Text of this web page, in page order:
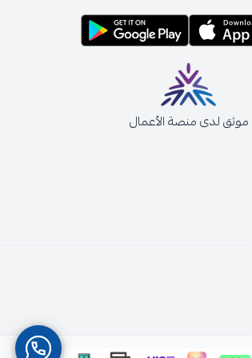
موثق لدى منصة الأعمال